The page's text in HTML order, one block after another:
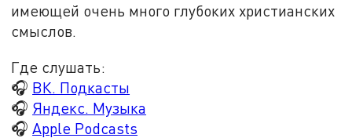
имеющей очень много глубоких христианских
смыслов.
Где слушать:
🎧 ВК. Подкасты
🎧 Яндекс. Музыка
🎧 Apple Podcasts